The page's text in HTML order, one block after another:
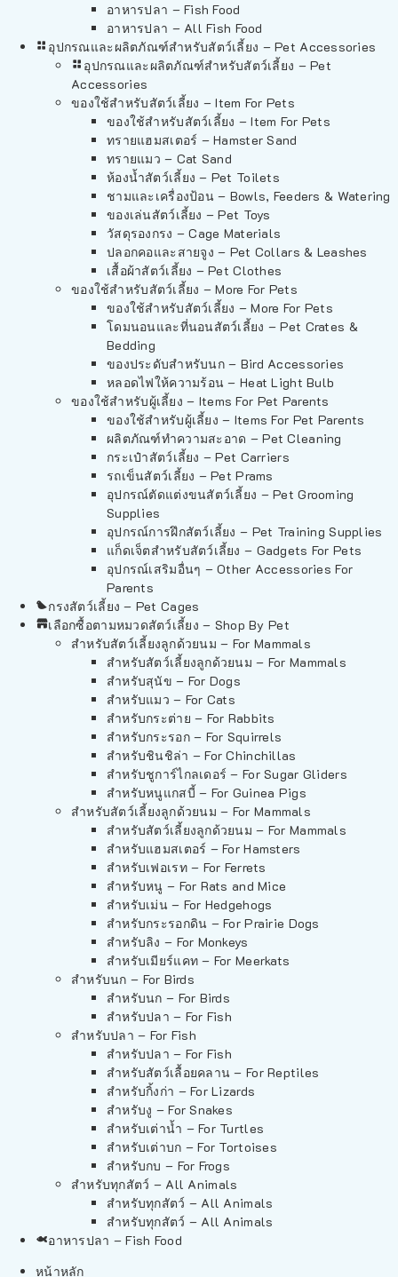
อาหารปลา – Fish Food
อาหารปลา – All Fish Food
อุปกรณและผลิตภัณฑ์สำหรับสัตว์เลี้ยง – Pet Accessories
อุปกรณและผลิตภัณฑ์สำหรับสัตว์เลี้ยง – Pet
Accessories
ของใช้สำหรับสัตว์เลี้ยง – Item For Pets
ของใช้สำหรับสัตว์เลี้ยง – Item For Pets
ทรายแฮมสเตอร์ – Hamster Sand
ทรายแมว – Cat Sand
ห้องน้ำสัตว์เลี้ยง – Pet Toilets
ชามและเครื่องป้อน – Bowls, Feeders & Watering
ของเล่นสัตว์เลี้ยง – Pet Toys
วัสดุรองกรง – Cage Materials
ปลอกคอและสายจูง – Pet Collars & Leashes
เสื้อผ้าสัตว์เลี้ยง – Pet Clothes
ของใช้สำหรับสัตว์เลี้ยง – More For Pets
ของใช้สำหรับสัตว์เลี้ยง – More For Pets
โดมนอนและที่นอนสัตว์เลี้ยง – Pet Crates &
Bedding
ของประดับสำหรับนก – Bird Accessories
หลอดไฟให้ความร้อน – Heat Light Bulb
ของใช้สำหรับผู้เลี้ยง – Items For Pet Parents
ของใช้สำหรับผู้เลี้ยง – Items For Pet Parents
ผลิตภัณฑ์ทำความสะอาด – Pet Cleaning
กระเป๋าสัตว์เลี้ยง – Pet Carriers
รถเข็นสัตว์เลี้ยง – Pet Prams
อุปกรณ์ตัดแต่งขนสัตว์เลี้ยง – Pet Grooming
Supplies
อุปกรณ์การฝึกสัตว์เลี้ยง – Pet Training Supplies
แก็ดเจ็ตสำหรับสัตว์เลี้ยง – Gadgets For Pets
อุปกรณ์เสริมอื่นๆ – Other Accessories For
Parents
กรงสัตว์เลี้ยง – Pet Cages
เลือกซื้อตามหมวดสัตว์เลี้ยง – Shop By Pet
สำหรับสัตว์เลี้ยงลูกด้วยนม – For Mammals
สำหรับสัตว์เลี้ยงลูกด้วยนม – For Mammals
สำหรับสุนัข – For Dogs
สำหรับแมว – For Cats
สำหรับกระต่าย – For Rabbits
สำหรับกระรอก – For Squirrels
สำหรับชินชิล่า – For Chinchillas
สำหรับชูการ์ไกลเดอร์ – For Sugar Gliders
สำหรับหนูแกสบี้ – For Guinea Pigs
สำหรับสัตว์เลี้ยงลูกด้วยนม – For Mammals
สำหรับสัตว์เลี้ยงลูกด้วยนม – For Mammals
สำหรับแฮมสเตอร์ – For Hamsters
สำหรับเฟอเรท – For Ferrets
สำหรับหนู – For Rats and Mice
สำหรับเม่น – For Hedgehogs
สำหรับกระรอกดิน – For Prairie Dogs
สำหรับลิง – For Monkeys
สำหรับเมียร์แคท – For Meerkats
สำหรับนก – For Birds
สำหรับนก – For Birds
สำหรับปลา – For Fish
สำหรับปลา – For Fish
สำหรับปลา – For Fish
สำหรับสัตว์เลื้อยคลาน – For Reptiles
สำหรับกิ้งก่า – For Lizards
สำหรับงู – For Snakes
สำหรับเต่าน้ำ – For Turtles
สำหรับเต่าบก – For Tortoises
สำหรับกบ – For Frogs
สำหรับทุกสัตว์ – All Animals
สำหรับทุกสัตว์ – All Animals
สำหรับทุกสัตว์ – All Animals
อาหารปลา – Fish Food
หน้าหลัก